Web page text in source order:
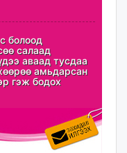
С.Амарсайхан:
хөрөнгийг
сайн
зориулах
хэд хэдэн эрх
авна
олдож байгаа
л авч байна. Үнэ
болоод
салаад
аваад тусдаа
амьдарсан
гэж бодох